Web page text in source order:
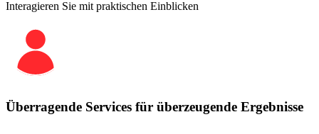
Interagieren Sie mit praktischen Einblicken
Überragende Services für überzeugende Ergebnisse